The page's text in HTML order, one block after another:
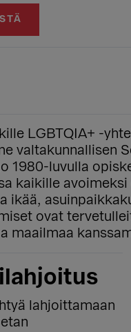
LGBTQIA+ -
valtakunnallisen
1980-luvulla
kaikille
ikää,
ovat
maailmaa
lahjoittamaan